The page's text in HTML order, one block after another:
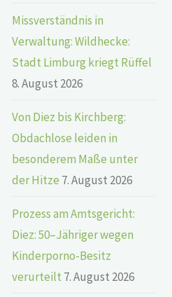
Missverständnis in
Verwaltung: Wildhecke:
Stadt Limburg kriegt Rüffel
8. August 2026
Von Diez bis Kirchberg:
Obdachlose leiden in
besonderem Maße unter
der Hitze 7. August 2026
Prozess am Amtsgericht:
Diez: 50–Jähriger wegen
Kinderporno-Besitz
verurteilt 7. August 2026